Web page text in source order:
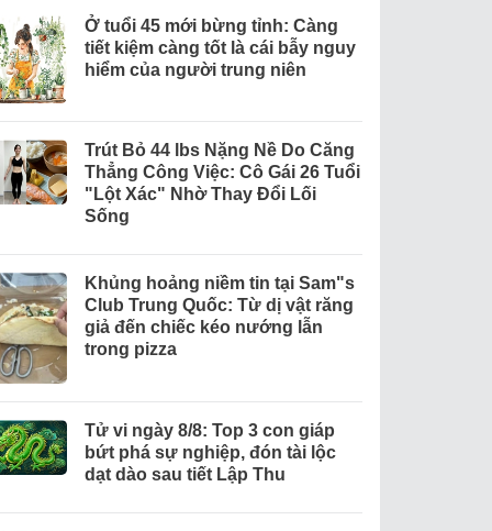
Ở tuổi 45 mới bừng tỉnh: Càng
tiết kiệm càng tốt là cái bẫy nguy
hiểm của người trung niên
Trút Bỏ 44 lbs Nặng Nề Do Căng
Thẳng Công Việc: Cô Gái 26 Tuổi
"Lột Xác" Nhờ Thay Đổi Lối
Sống
Khủng hoảng niềm tin tại Sam"s
Club Trung Quốc: Từ dị vật răng
giả đến chiếc kéo nướng lẫn
trong pizza
Tử vi ngày 8/8: Top 3 con giáp
bứt phá sự nghiệp, đón tài lộc
dạt dào sau tiết Lập Thu